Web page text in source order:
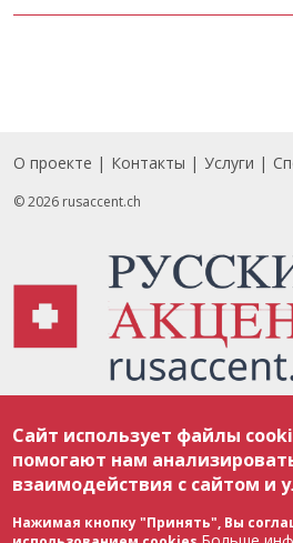
Footer
О проекте Контакты Услуги
© 2026 rusaccent.ch
соответствии с законодательством
международными соглашениями. Полное
материалов возможно только с разрешения
или частичного воспроизведения
ОБЯЗАТЕЛЬНА АКТИВНАЯ ГИПЕРССЫЛКА на
текст. Фотоизображения, размещенные
ее исключительной собственностью.
Сайт использует файлы
помогают нам
взаимодействия с сайтом и
Нажимая кнопку "Принять", Вы